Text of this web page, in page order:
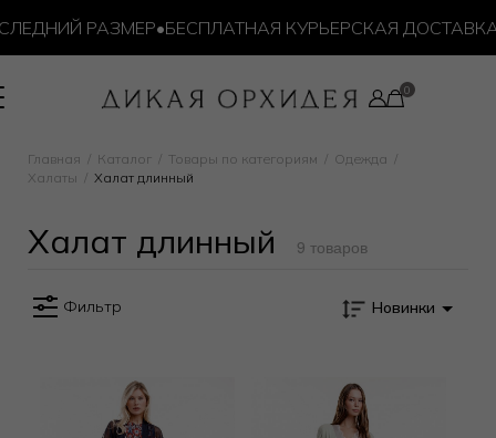
РАЗМЕР•БЕСПЛАТНАЯ КУРЬЕРСКАЯ ДОСТАВКА
Главная Каталог Товары по категориям
Одежда
Халаты
Халат длинный
Халат длинный 9 товаров
Фильтр Новинки